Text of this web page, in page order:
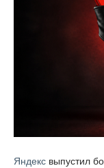
Яндекс выпустил